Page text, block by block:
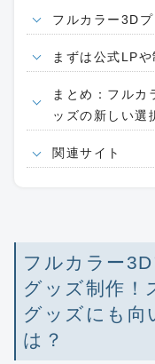
フルカラー3D
まずは公式LP
まとめ：フルカ
ッズの新しい選
関連サイト
フルカラー
グッズ制作！
グッズにも向
は？